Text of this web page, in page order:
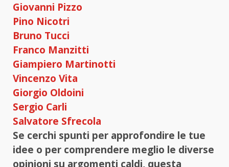
Giovanni Pizzo
Pino Nicotri
Bruno Tucci
Franco Manzitti
Giampiero Martinotti
Vincenzo Vita
Giorgio Oldoini
Sergio Carli
Salvatore Sfrecola
Se cerchi spunti per approfondire le tue
idee o per comprendere meglio le diverse
opinioni su argomenti caldi, questa